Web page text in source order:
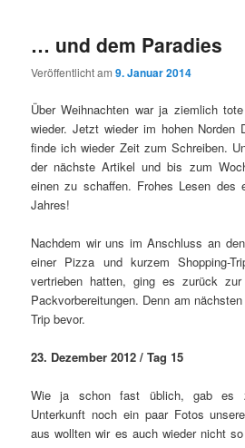
… und dem Paradies
Veröffentlicht am9. Januar 2014
Über Weihnachten war ja ziemlich
wieder. Jetzt wieder im hohen Norden
finde ich wieder Zeit zum Schreiben.
der nächste Artikel und bis zum
einen zu schaffen. Frohes Lesen des
Jahres!
Nachdem wir uns im Anschluss an
einer Pizza und kurzem Shopping-
vertrieben hatten, ging es zurück
Packvorbereitungen. Denn am
Trip bevor.
23. Dezember 2012 / Tag 15
Wie ja schon fast üblich, gab es
Unterkunft noch ein paar Fotos
aus wollten wir es auch wieder nicht